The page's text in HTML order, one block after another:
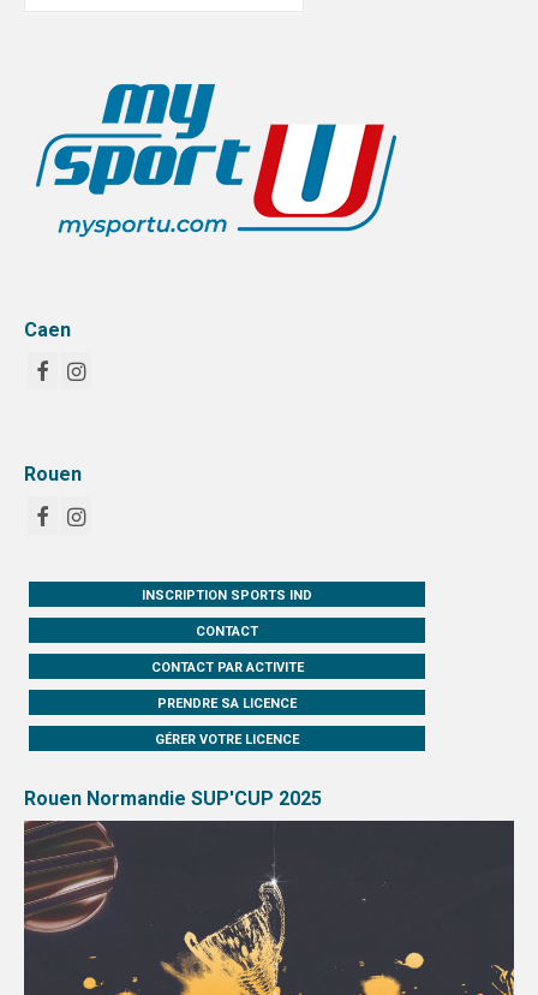
Caen
Rouen
INSCRIPTION SPORTS IND
CONTACT
CONTACT PAR ACTIVITE
PRENDRE SA LICENCE
GÉRER VOTRE LICENCE
Rouen Normandie SUP'CUP 2025